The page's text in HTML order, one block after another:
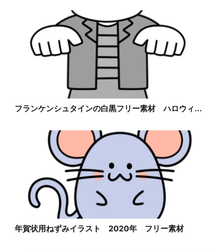
フランケンシュタインの白黒フリー素材 ハロウィ...
年賀状用ねずみイラスト 2020年 フリー素材